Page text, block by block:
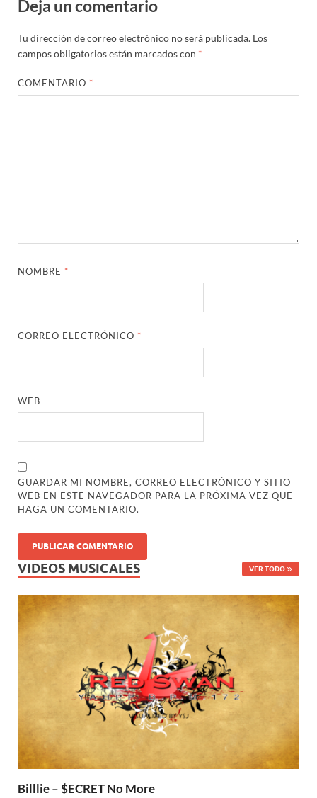
Deja un comentario
Tu dirección de correo electrónico no será publicada. Los
campos obligatorios están marcados con *
COMENTARIO *
NOMBRE *
CORREO ELECTRÓNICO *
WEB
GUARDAR MI NOMBRE, CORREO ELECTRÓNICO Y SITIO
WEB EN ESTE NAVEGADOR PARA LA PRÓXIMA VEZ QUE
HAGA UN COMENTARIO.
VIDEOS MUSICALES VER TODO
Billlie – $ECRET No More